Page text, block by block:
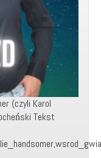
(czyli Karol
Tekst